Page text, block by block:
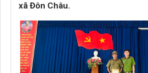
xã Đôn Châu.